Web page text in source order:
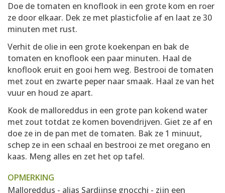
Doe de tomaten en knoflook in een grote kom en roer
ze door elkaar. Dek ze met plasticfolie af en laat ze 30
minuten met rust.
Verhit de olie in een grote koekenpan en bak de
tomaten en knoflook een paar minuten. Haal de
knoflook eruit en gooi hem weg. Bestrooi de tomaten
met zout en zwarte peper naar smaak. Haal ze van het
vuur en houd ze apart.
Kook de malloreddus in een grote pan kokend water
met zout totdat ze komen bovendrijven. Giet ze af en
doe ze in de pan met de tomaten. Bak ze 1 minuut,
schep ze in een schaal en bestrooi ze met oregano en
kaas. Meng alles en zet het op tafel.
OPMERKING
Malloreddus - alias Sardijnse gnocchi - zijn een